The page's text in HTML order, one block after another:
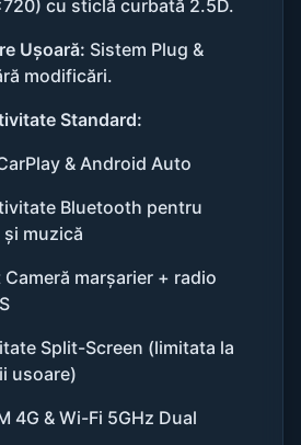
cu sticlă curbată 2.5D.
Ușoară: Sistem Plug &
modificări.
Standard:
& Android Auto
Bluetooth pentru
muzică
marșarier + radio
Split-Screen (limitata la
usoare)
4G & Wi-Fi 5GHz Dual